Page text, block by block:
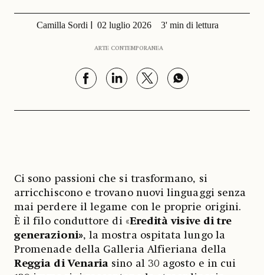
Camilla Sordi 02 luglio 2026 3' min di lettura
ARTE CONTEMPORANEA
Ci sono passioni che si trasformano, si
arricchiscono e trovano nuovi linguaggi senza
mai perdere il legame con le proprie origini.
È il filo conduttore di «Eredità visive di tre
generazioni», la mostra ospitata lungo la
Promenade della Galleria Alfieriana della
Reggia di Venaria sino al 30 agosto e in cui